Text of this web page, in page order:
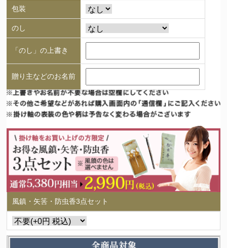
包装
のし
「のし」の上書き
贈り主などのお名前
風鎮・矢筈・防虫香3点セット